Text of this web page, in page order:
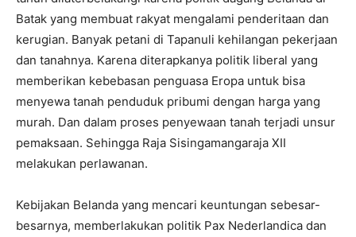
Batak yang membuat rakyat mengalami penderitaan dan
kerugian. Banyak petani di Tapanuli kehilangan pekerjaan
dan tanahnya. Karena diterapkanya politik liberal yang
memberikan kebebasan penguasa Eropa untuk bisa
menyewa tanah penduduk pribumi dengan harga yang
murah. Dan dalam proses penyewaan tanah terjadi unsur
pemaksaan. Sehingga Raja Sisingamangaraja XII
melakukan perlawanan.
Kebijakan Belanda yang mencari keuntungan sebesar-
besarnya, memberlakukan politik Pax Nederlandica dan